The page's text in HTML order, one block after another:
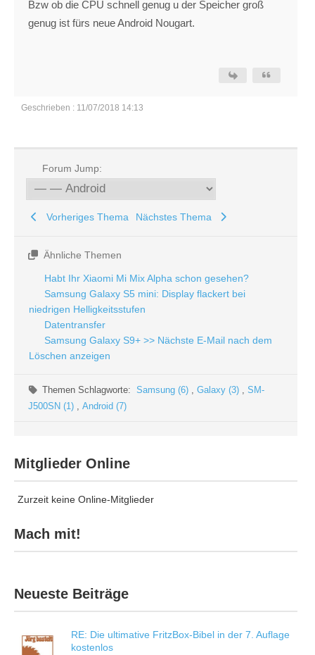
Bzw ob die CPU schnell genug u der Speicher groß
genug ist fürs neue Android Nougart.
Geschrieben : 11/07/2018 14:13
Forum Jump:
Vorheriges Thema Nächstes Thema
Ähnliche Themen
Habt Ihr Xiaomi Mi Mix Alpha schon gesehen?
Samsung Galaxy S5 mini: Display flackert bei
niedrigen Helligkeitsstufen
Datentransfer
Samsung Galaxy S9+ >> Nächste E-Mail nach dem
Löschen anzeigen
Themen Schlagworte:Samsung (6) , Galaxy (3) , SM-
J500SN (1) , Android (7)
Mitglieder Online
Zurzeit keine Online-Mitglieder
Mach mit!
Neueste Beiträge
RE: Die ultimative FritzBox-Bibel in der 7. Auflage
kostenlos